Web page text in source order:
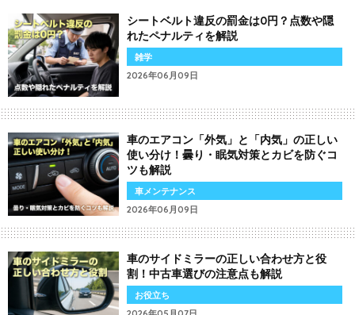
雑学
2026年06月09日
シートベルト違反の罰金は0円？点数や隠
れたペナルティを解説
車メンテナンス
2026年06月09日
車のエアコン「外気」と「内気」の正しい
使い分け！曇り・眠気対策とカビを防ぐコ
ツも解説
お役立ち
車のサイドミラーの正しい合わせ方と役
割！中古車選びの注意点も解説